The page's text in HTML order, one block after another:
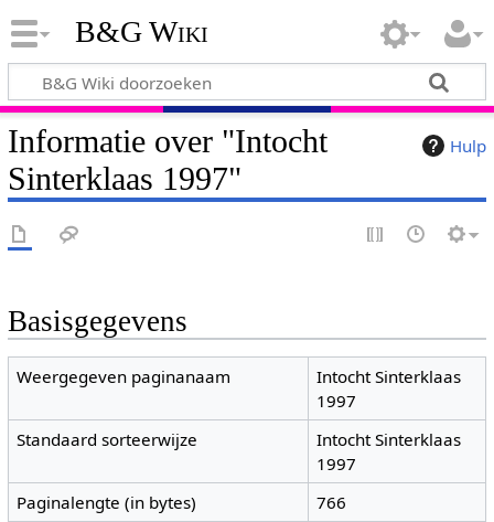
B&G Wiki
Hulp
Informatie over "Intocht
Sinterklaas 1997"
Basisgegevens
Weergegeven paginanaam
Intocht Sinterklaas
1997
Standaard sorteerwijze
Intocht Sinterklaas
1997
Paginalengte (in bytes)
766